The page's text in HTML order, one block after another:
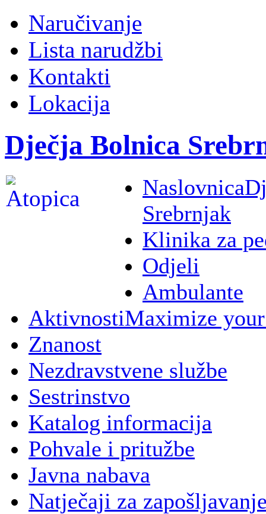
Naručivanje
Lista narudžbi
Kontakti
Lokacija
Dječja Bolnica
Naslovnica
Srebrnjak
Klinika za
Odjeli
Ambulante
AktivnostiMaximize
Znanost
Nezdravstvene službe
Sestrinstvo
Katalog informacija
Pohvale i pritužbe
Javna nabava
Natječaji za